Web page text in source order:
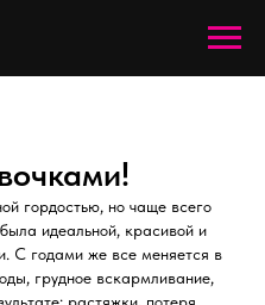
гордостью, но чаще всего
идеальной, красивой и
С годами же все меняется в
грудное вскармливание,